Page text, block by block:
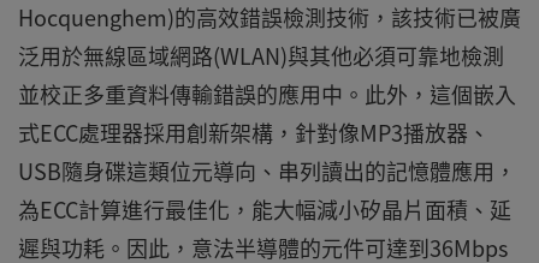
Hocquenghem)的高效錯誤檢測技術，該技術已被廣
泛用於無線區域網路(WLAN)與其他必須可靠地檢測
並校正多重資料傳輸錯誤的應用中。此外，這個嵌入
式ECC處理器採用創新架構，針對像MP3播放器、
USB隨身碟這類位元導向、串列讀出的記憶體應用，
為ECC計算進行最佳化，能大幅減小矽晶片面積、延
遲與功耗。因此，意法半導體的元件可達到36Mbps